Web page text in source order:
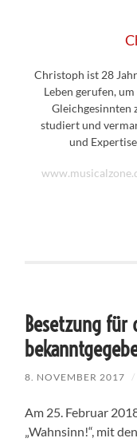
Christoph ist 28
Leben gerufen,
Gleichgesinnten
studiert und
und
Besetzung für
8. NOVEMBER 2017 /
Am 25. Februar
„Wahnsinn!“, mit